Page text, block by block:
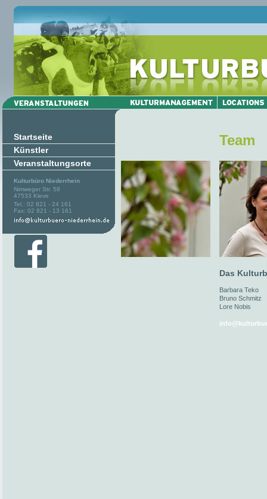
Startseite
Künstler
Veranstaltungsorte
Kulturbüro Niederrhein
Nimweger Str. 58
47533 Kleve
Tel.: 02 821 - 24 161
Fax: 02 821 - 13 161
Team
Das
Barbara Teko
Bruno Schmitz
Lore Nobis